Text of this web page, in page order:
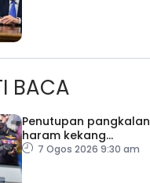
BACA
Penutupan pangkalan
haram kekang
penyeludupan di
7 Ogos 2026 9:30 am